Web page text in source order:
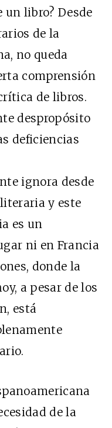
un libro? Desde
de la
no queda
comprensión
de libros.
despropósito
deficiencias
ignora desde
y este
es un
ni en Francia
donde la
a pesar de los
está
de la